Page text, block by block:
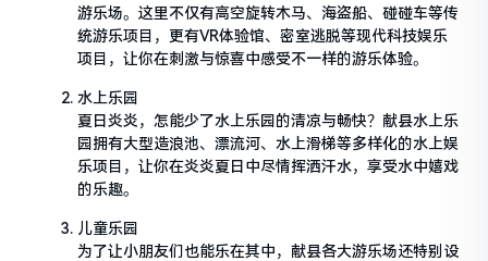
游乐场。这里不仅有高空旋转木马、海盗船、碰碰车等传
统游乐项目，更有VR体验馆、密室逃脱等现代科技娱乐
项目，让你在刺激与惊喜中感受不一样的游乐体验。
水上乐园
夏日炎炎，怎能少了水上乐园的清凉与畅快？献县水上乐
园拥有大型造浪池、漂流河、水上滑梯等多样化的水上娱
乐项目，让你在炎炎夏日中尽情挥洒汗水，享受水中嬉戏
的乐趣。
儿童乐园
为了让小朋友们也能乐在其中，献县各大游乐场还特别设